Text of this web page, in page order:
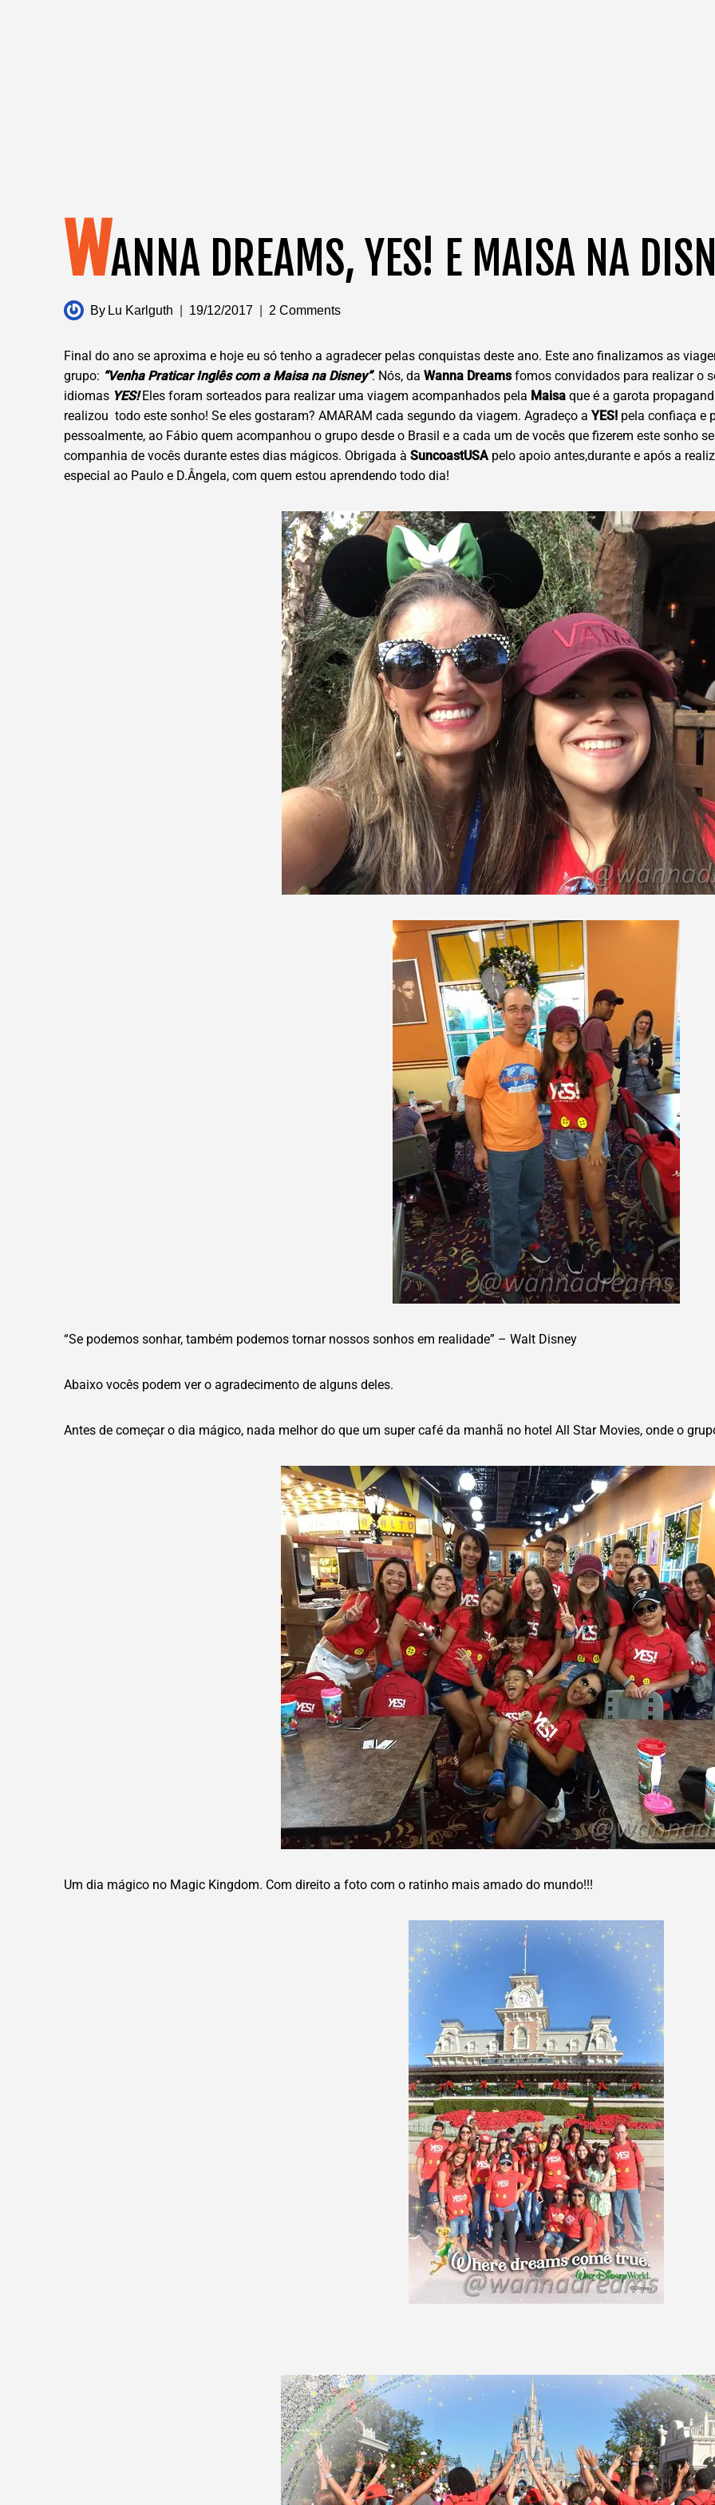
WANNA DREAMS, YES! E MAISA NA
By Lu Karlguth 19/12/2017 2 Comments
Final do ano se aproxima e hoje eu só tenho a agradecer pelas conquistas deste ano. Este ano finalizamos as
grupo: “Venha Praticar Inglês com a Maisa na Disney”. Nós, da Wanna Dreamsfomos convidados para realizar o
idiomas YES!Eles foram sorteados para realizar uma viagem acompanhados pela Maisa que é a garota
realizou todo este sonho! Se eles gostaram? AMARAM cada segundo da viagem. Agradeço a YES! pela confiaça e
pessoalmente, ao Fábio quem acompanhou o grupo desde o Brasil e a cada um de vocês que fizerem este sonho
companhia de vocês durante estes dias mágicos. Obrigada à SuncoastUSApelo apoio antes,durante e após a
especial ao Paulo e D.Ângela, com quem estou aprendendo todo dia!
“Se podemos sonhar, também podemos tornar nossos sonhos em realidade” – Walt Disney
Abaixo vocês podem ver o agradecimento de alguns deles.
Antes de começar o dia mágico, nada melhor do que um super café da manhã no hotel All Star Movies, onde o
Um dia mágico no Magic Kingdom. Com direito a foto com o ratinho mais amado do mundo!!!